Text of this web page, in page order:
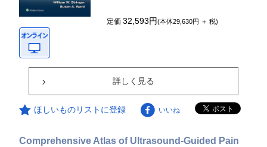
定価32,593円(本体29,630円 ＋ 税)
詳しく見る
ほしいものリストに登録 いいね
Comprehensive Atlas of Ultrasound-Guided Pain